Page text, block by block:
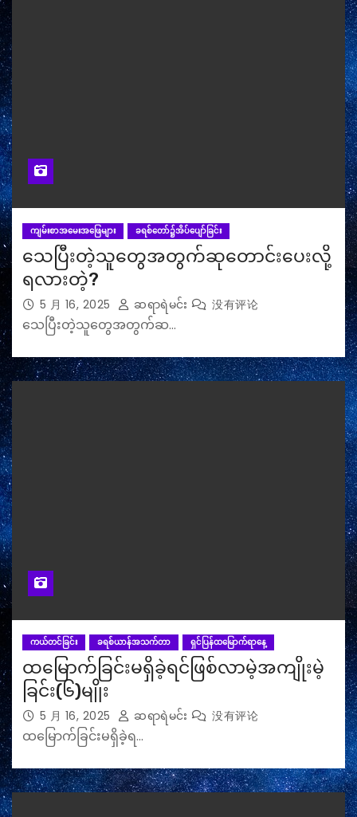
ကျမ်းစာအမေးအဖြေများ ခရစ်တော်၌အိပ်ပျော်ခြင်း
သေပြီးတဲ့သူတွေအတွက်ဆုတောင်းပေးလို့
ရလားတဲ့?
5 月 16, 2025 ဆရာရဲမင်း 没有评论
သေပြီးတဲ့သူတွေအတွက်ဆ…
ကယ်တင်ခြင်း ခရစ်ယာန်အသက်တာ ရှင်ပြန်ထမြောက်ရာနေ့
ထမြောက်ခြင်းမရှိခဲ့ရင်ဖြစ်လာမဲ့အကျိုးမဲ့
ခြင်း(၆)မျိုး
5 月 16, 2025 ဆရာရဲမင်း 没有评论
ထမြောက်ခြင်းမရှိခဲ့ရ…